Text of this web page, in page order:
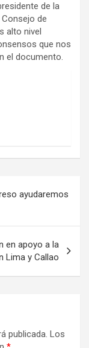
de la
de
alto nivel
que nos
el documento.
ayudaremos
en apoyo a la
Lima y Callao
publicada. Los